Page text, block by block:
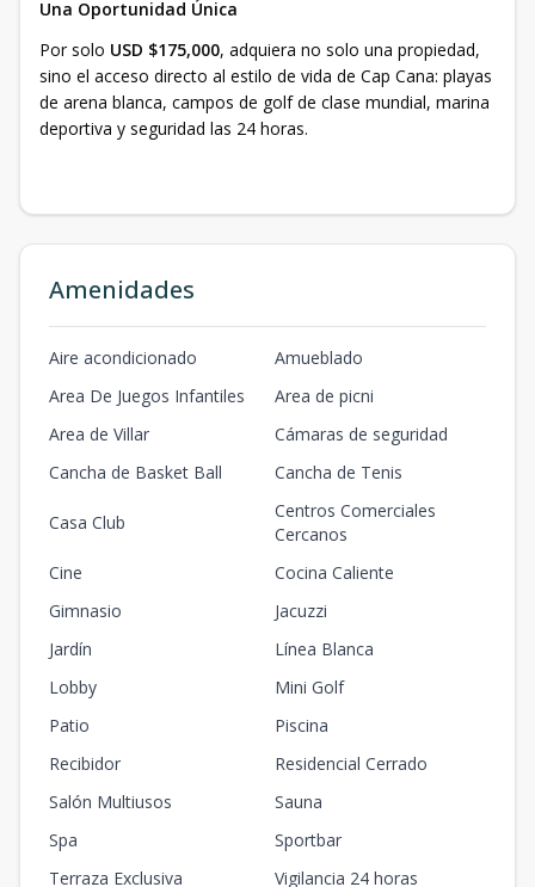
Una Oportunidad Única
Por solo USD $175,000, adquiera no solo una propiedad,
sino el acceso directo al estilo de vida de Cap Cana: playas
de arena blanca, campos de golf de clase mundial, marina
deportiva y seguridad las 24 horas.
Amenidades
Aire acondicionado
Amueblado
Area De Juegos Infantiles
Area de picni
Area de Villar
Cámaras de seguridad
Cancha de Basket Ball
Cancha de Tenis
Casa Club
Centros Comerciales
Cercanos
Cine
Cocina Caliente
Gimnasio
Jacuzzi
Jardín
Línea Blanca
Lobby
Mini Golf
Patio
Piscina
Recibidor
Residencial Cerrado
Salón Multiusos
Sauna
Spa
Sportbar
Terraza Exclusiva
Vigilancia 24 horas